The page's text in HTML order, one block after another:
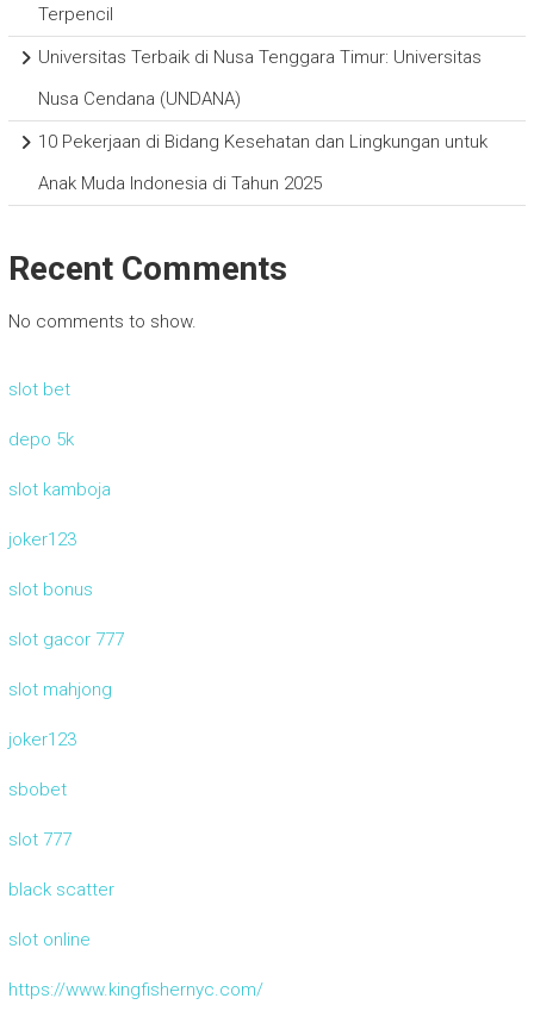
Terpencil
Universitas Terbaik di Nusa Tenggara Timur: Universitas
Nusa Cendana (UNDANA)
10 Pekerjaan di Bidang Kesehatan dan Lingkungan untuk
Anak Muda Indonesia di Tahun 2025
Recent Comments
No comments to show.
slot bet
depo 5k
slot kamboja
joker123
slot bonus
slot gacor 777
slot mahjong
joker123
sbobet
slot 777
black scatter
slot online
https://www.kingfishernyc.com/